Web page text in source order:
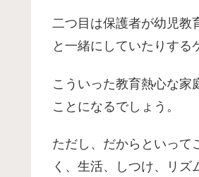
二つ目は保護者が幼児教
と一緒にしていたりする
こういった教育熱心な家
ことになるでしょう。
ただし、だからといって
く、生活、しつけ、リ